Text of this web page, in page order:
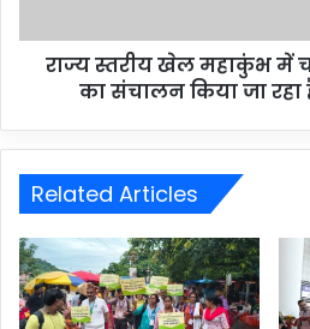
राज्य स्तरीय खेल महाकुंभ में
का संचालन किया जा रहा
Related Articles